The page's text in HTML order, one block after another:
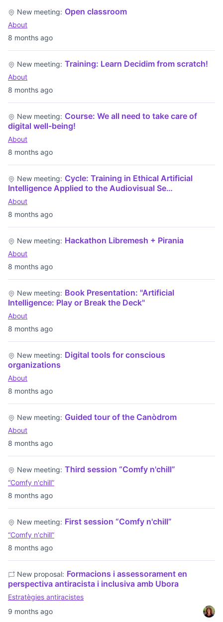
8 months ago
New meeting: Open classroom
About
8 months ago
New meeting: Training: Learn Decidim from scratch!
About
8 months ago
New meeting: Course: We all need to take care of
digital well-being!
About
8 months ago
New meeting: Cycle: Training in Ethical Artificial
Intelligence Applied to the Audiovisual Se…
About
8 months ago
New meeting: Hackathon Libremesh + Pirania
About
8 months ago
New meeting: Book Presentation: "Artificial
Intelligence: Play or Break the Deck"
About
8 months ago
New meeting: Digital tools for conscious
organizations
About
8 months ago
New meeting: Guided tour of the Canòdrom
About
8 months ago
New meeting: Third session “Comfy n'chill”
“Comfy n'chill”
8 months ago
New meeting: First session “Comfy n'chill”
“Comfy n'chill”
9 months ago
New proposal: Formacions i assessorament en
perspectiva antiracista i inclusiva amb Ubora
Estratègies antiracistes